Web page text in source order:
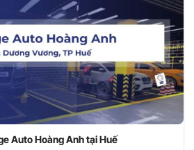
Auto Hoàng Anh tại Huế